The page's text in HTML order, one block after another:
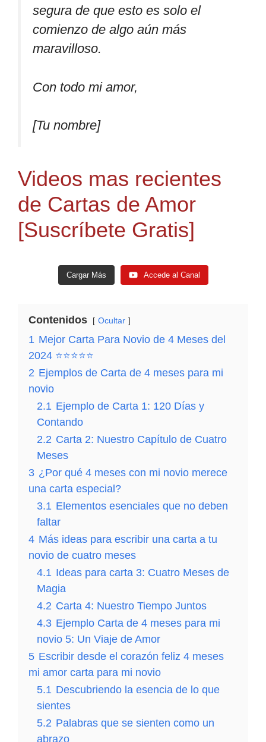
segura de que esto es solo el
comienzo de algo aún más
maravilloso.
Con todo mi amor,
[Tu nombre]
Videos mas recientes
de Cartas de Amor
[Suscríbete Gratis]
TuCartamor Accede al Canal
CARTA a mi NOVIO Expresando mis sentimientos.
¡Esto te Va a SORPRENDER!💌💖 ¡Descubre lo que
entre Amor y Amistad Carta que Revela el Corazón]
Carta De Amor Escrita a Mano💌💗[Amor en letras
Revelando Mis Sentimientos Más Íntimos]
Cargar Más Accede al Canal
Contenidos Ocultar
1 Mejor Carta Para Novio de 4 Meses del
2024 ⭐⭐⭐⭐⭐
2 Ejemplos de Carta de 4 meses para mi
novio
2.1 Ejemplo de Carta 1: 120 Días y
Contando
2.2 Carta 2: Nuestro Capítulo de Cuatro
Meses
3 ¿Por qué 4 meses con mi novio merece
una carta especial?
3.1 Elementos esenciales que no deben
faltar
4 Más ideas para escribir una carta a tu
novio de cuatro meses
4.1 Ideas para carta 3: Cuatro Meses de
Magia
4.2 Carta 4: Nuestro Tiempo Juntos
4.3 Ejemplo Carta de 4 meses para mi
novio 5: Un Viaje de Amor
5 Escribir desde el corazón feliz 4 meses
mi amor carta para mi novio
5.1 Descubriendo la esencia de lo que
sientes
5.2 Palabras que se sienten como un
abrazo